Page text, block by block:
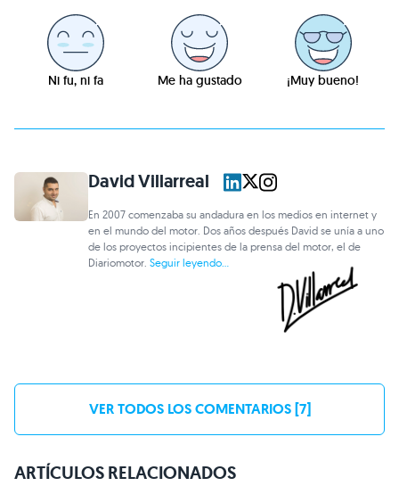
Ni fu, ni fa Me ha gustado ¡Muy bueno!
David Villarreal
En 2007 comenzaba su andadura en los medios en internet y
en el mundo del motor. Dos años después David se unía a uno
de los proyectos incipientes de la prensa del motor, el de
Diariomotor.Seguir leyendo...
VER TODOS LOS COMENTARIOS [7]
ARTÍCULOS RELACIONADOS